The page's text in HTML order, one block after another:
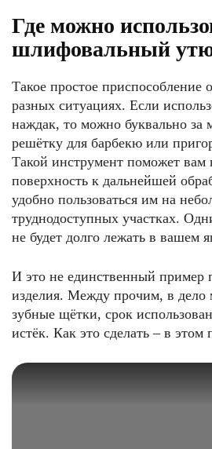
Где можно
шлифовальный
Такое простое приспособление
разных ситуациях. Если
наждак, то можно буквально за
решётку для барбекю или
Такой инструмент поможет вам
поверхность к дальнейшей
удобно пользоваться им на
труднодоступных участках.
не будет долго лежать в вашем
И это не единственный пример
изделия. Между прочим, в дело
зубные щётки, срок
истёк. Как это сделать – в этом